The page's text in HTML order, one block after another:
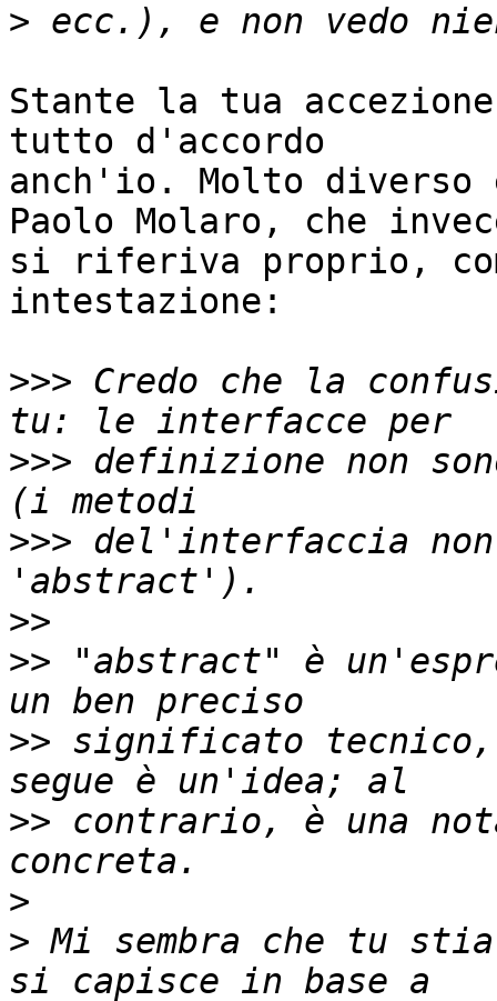
>
Stante la tua
tutto d'accordo
anch'io. Molto
Paolo Molaro, che
si riferiva proprio,
intestazione:
>>> Credo che la
>>> definizione non
>>> del'interfaccia
>>
>> "abstract" è
>> significato tecnico,
>> contrario, è una
>
> Mi sembra che tu